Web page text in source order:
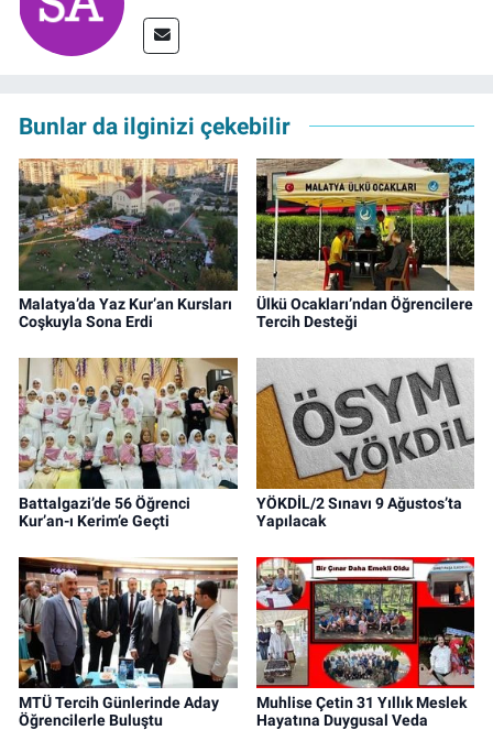
Bunlar da ilginizi çekebilir
Malatya’da Yaz Kur’an Kursları
Coşkuyla Sona Erdi
Ülkü Ocakları’ndan Öğrencilere
Tercih Desteği
Battalgazi’de 56 Öğrenci
Kur’an-ı Kerim’e Geçti
YÖKDİL/2 Sınavı 9 Ağustos’ta
Yapılacak
MTÜ Tercih Günlerinde Aday
Öğrencilerle Buluştu
Muhlise Çetin 31 Yıllık Meslek
Hayatına Duygusal Veda